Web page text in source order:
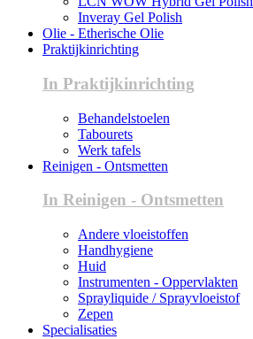
Inveray Gel Polish
Olie - Etherische Olie
Praktijkinrichting
In Praktijkinrichting
Behandelstoelen
Tabourets
Werk tafels
Reinigen - Ontsmetten
In Reinigen - Ontsmetten
Andere vloeistoffen
Handhygiene
Huid
Instrumenten - Oppervlakten
Sprayliquide / Sprayvloeistof
Zepen
Specialisaties